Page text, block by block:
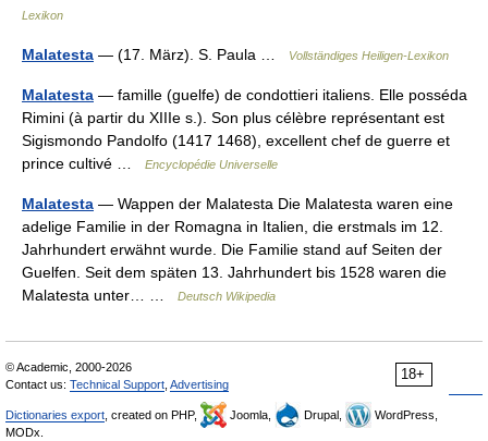
Lexikon
Malatesta — (17. März). S. Paula … Vollständiges Heiligen-Lexikon
Malatesta — famille (guelfe) de condottieri italiens. Elle posséda
Rimini (à partir du XIIIe s.). Son plus célèbre représentant est
Sigismondo Pandolfo (1417 1468), excellent chef de guerre et
prince cultivé …
Encyclopédie Universelle
Malatesta — Wappen der Malatesta Die Malatesta waren eine
adelige Familie in der Romagna in Italien, die erstmals im 12.
Jahrhundert erwähnt wurde. Die Familie stand auf Seiten der
Guelfen. Seit dem späten 13. Jahrhundert bis 1528 waren die
Malatesta unter… …
Deutsch Wikipedia
18+
© Academic, 2000-2026
Contact us: Technical Support Advertising
Dictionaries export , created on PHP, Joomla, Drupal,
WordPress,
MODx.